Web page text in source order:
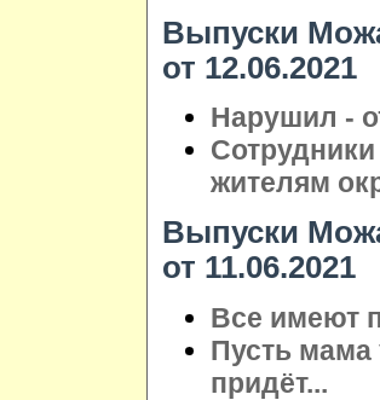
Выпуски
от 12.06.2021
Нарушил -
жителям
Выпуски
от 11.06.2021
Все имеют
Пусть
придёт...